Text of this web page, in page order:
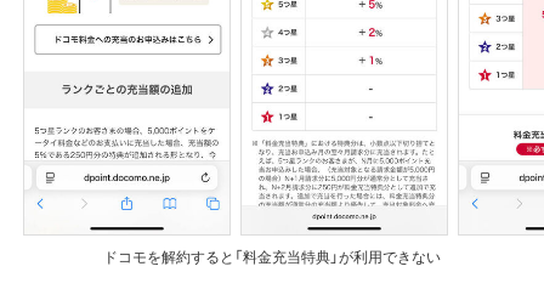
ドコモを解約すると「料金充当特典」が利用できない